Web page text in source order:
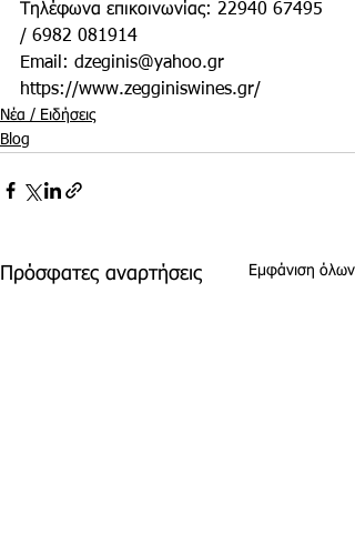
Τηλέφωνα επικοινωνίας: 22940 67495
/ 6982 081914
Email: dzeginis@yahoo.gr
https://www.zegginiswines.gr/
Νέα / Ειδήσεις
Blog
Πρόσφατες αναρτήσεις Εμφάνιση όλων